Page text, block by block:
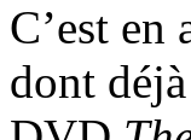
C’est
dont